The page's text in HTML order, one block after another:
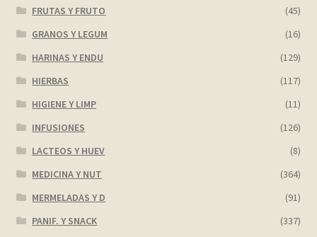
FRUTAS Y FRUTO
(45)
GRANOS Y LEGUM
(16)
HARINAS Y ENDU
(129)
HIERBAS
(117)
HIGIENE Y LIMP
(11)
INFUSIONES
(126)
LACTEOS Y HUEV
(8)
MEDICINA Y NUT
(364)
MERMELADAS Y D
(91)
PANIF. Y SNACK
(337)